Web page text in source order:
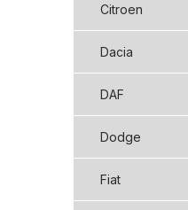
Citroen
Dacia
DAF
Dodge
Fiat